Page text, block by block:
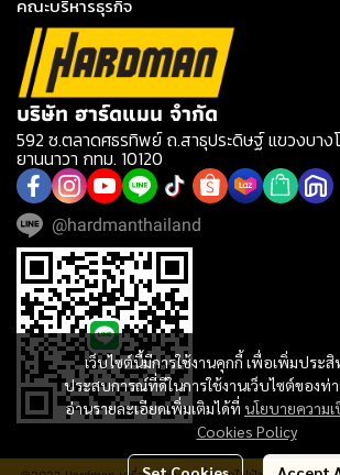
เว็บไซต์นี้มีการใช้งานคุกกี้ เพื่อเพิ่มประ
ประสบการณ์ที่ดีในการใช้งานเว็บไซต์ของท่
อ่านรายละเอียดเพิ่มเติมได้ที่ นโยบายความ
Cookies Policy
คณะบริหารธุรกิจ
บริษัท ฮาร์ดแมน จำกัด
592 ซ.ตลาดศธรทิพย์ ถ.สาธุประดิษฐ์ แขวงบา
ยานนาวา กทม. 10120
@hardmanthailand